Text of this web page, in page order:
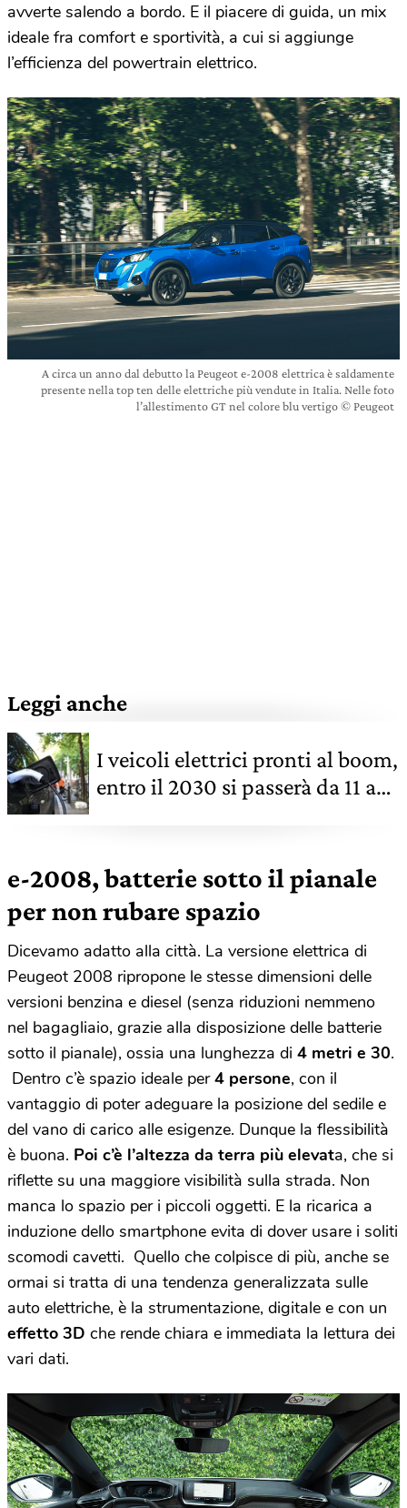
avverte salendo a bordo. E il piacere di guida, un mix
ideale fra comfort e sportività, a cui si aggiunge
l’efficienza del powertrain elettrico.
A circa un anno dal debutto la Peugeot e-2008 elettrica è saldamente
presente nella top ten delle elettriche più vendute in Italia. Nelle foto
l’allestimento GT nel colore blu vertigo © Peugeot
Leggi anche
I veicoli elettrici pronti al boom,
entro il 2030 si passerà da 11 a
e-2008, batterie sotto il pianale
per non rubare spazio
Dicevamo adatto alla città. La versione elettrica di
Peugeot 2008 ripropone le stesse dimensioni delle
versioni benzina e diesel (senza riduzioni nemmeno
nel bagagliaio, grazie alla disposizione delle batterie
sotto il pianale), ossia una lunghezza di 4 metri e 30.
Dentro c’è spazio ideale per4 persone, con il
vantaggio di poter adeguare la posizione del sedile e
del vano di carico alle esigenze. Dunque la flessibilità
è buona. Poi c’è l’altezza da terra più elevata, che si
riflette su una maggiore visibilità sulla strada. Non
manca lo spazio per i piccoli oggetti. E la ricarica a
induzione dello smartphone evita di dover usare i soliti
scomodi cavetti. Quello che colpisce di più, anche se
ormai si tratta di una tendenza generalizzata sulle
auto elettriche, è la strumentazione, digitale e con un
effetto 3D che rende chiara e immediata la lettura dei
vari dati.